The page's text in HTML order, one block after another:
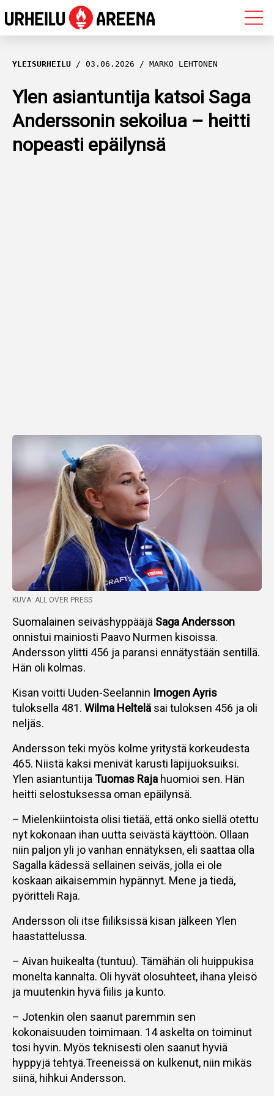
OLYMPIALAISET
MAASTOHIIHTO
AMPUMAHIIHTO
YLEISURHEILU
YLEISURHEILU 03.06.2026 MARKO LEHTONEN
Ylen asiantuntija katsoi Saga
Anderssonin sekoilua – heitti
nopeasti epäilynsä
KUVA: ALL OVER PRESS
Suomalainen seiväshyppääjä Saga Andersson
onnistui mainiosti Paavo Nurmen kisoissa.
Andersson ylitti 456 ja paransi ennätystään sentillä.
Hän oli kolmas.
Kisan voitti Uuden-Seelannin Imogen Ayris
tuloksella 481. Wilma Heltelä sai tuloksen 456 ja oli
neljäs.
Andersson teki myös kolme yritystä korkeudesta
465. Niistä kaksi menivät karusti läpijuoksuiksi.
Ylen asiantuntija Tuomas Raja huomioi sen. Hän
heitti selostuksessa oman epäilynsä.
– Mielenkiintoista olisi tietää, että onko siellä otettu
nyt kokonaan ihan uutta seivästä käyttöön. Ollaan
niin paljon yli jo vanhan ennätyksen, eli saattaa olla
Sagalla kädessä sellainen seiväs, jolla ei ole
koskaan aikaisemmin hypännyt. Mene ja tiedä,
pyöritteli Raja.
Andersson oli itse fiiliksissä kisan jälkeen Ylen
haastattelussa.
– Aivan huikealta (tuntuu). Tämähän oli huippukisa
monelta kannalta. Oli hyvät olosuhteet, ihana yleisö
ja muutenkin hyvä fiilis ja kunto.
– Jotenkin olen saanut paremmin sen
kokonaisuuden toimimaan. 14 askelta on toiminut
tosi hyvin. Myös teknisesti olen saanut hyviä
hyppyjä tehtyä.Treeneissä on kulkenut, niin mikäs
siinä, hihkui Andersson.